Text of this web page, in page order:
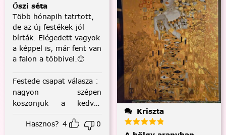
Őszi séta
Több hónapih tatrtott,
de az új festékek jól
bírták. Elégedett vagyok
a képpel is, már fent van
a falon a többivel.🙂
Festede csapat válasza :
nagyon szépen
köszönjük a kedves
visszajelzést! :)
Hasznos? 4 0
Kriszta